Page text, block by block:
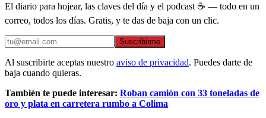
El diario para hojear, las claves del día y el podcast ☕ — todo en un
correo, todos los días. Gratis, y te das de baja con un clic.
Suscribirme
Al suscribirte aceptas nuestro aviso de privacidad. Puedes darte de
baja cuando quieras.
También te puede interesar: Roban camión con 33 toneladas de
oro y plata en carretera rumbo a Colima